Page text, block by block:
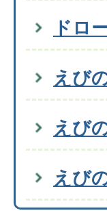
ドロ
えび
えび
えび